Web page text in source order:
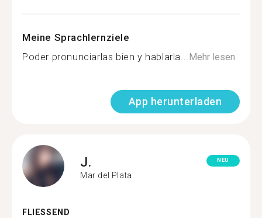
Meine Sprachlernziele
Poder pronunciarlas bien y hablarla...Mehr lesen
App herunterladen
J.
Mar del Plata
NEU
FLIESSEND